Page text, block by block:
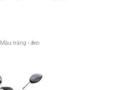
Màu trắng - đen